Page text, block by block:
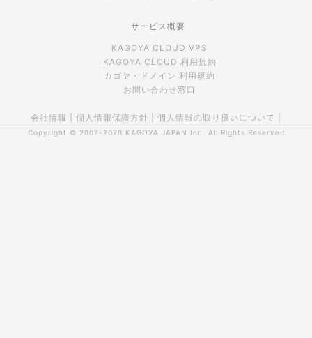
サービス概要
KAGOYA CLOUD VPS
KAGOYA CLOUD 利用規約
カゴヤ・ドメイン 利用規約
お問い合わせ窓口
会社情報 個人情報保護方針 個人情報の取り扱いについて
Copyright © 2007-2020 KAGOYA JAPAN Inc. All Rights Reserved.